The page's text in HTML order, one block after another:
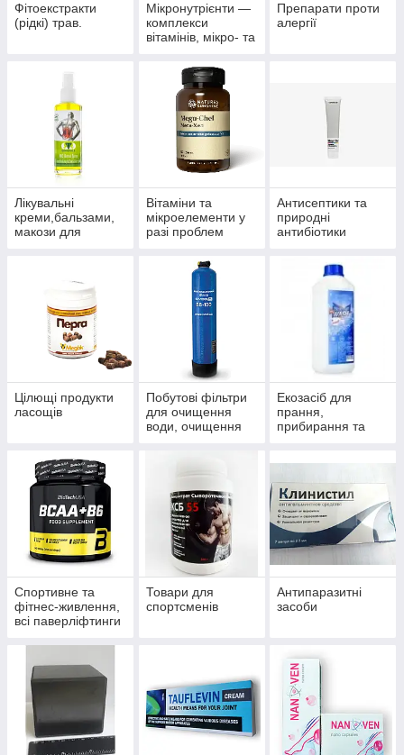
Фітоекстракти
(рідкі) трав.
Мікронутрієнти —
комплекси
вітамінів, мікро- та
Препарати проти
алергії
Лікувальні
креми,бальзами,
макози для
Вітаміни та
мікроелементи у
разі проблем
Антисептики та
природні
антибіотики
ьного впливу.
Цілющі продукти
ласощів
Побутові фільтри
для очищення
води, очищення
опалення
Екозасіб для
прання,
прибирання та
Спортивне та
фітнес-живлення,
всі паверліфтинги
тренажери, одяг
Товари для
спортсменів
Антипаразитні
засоби